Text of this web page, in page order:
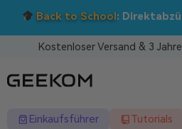
Nutzen Sie den Code
Kostenloser Versand & 3
Einkaufsführer Tutorials
MINI-PCS